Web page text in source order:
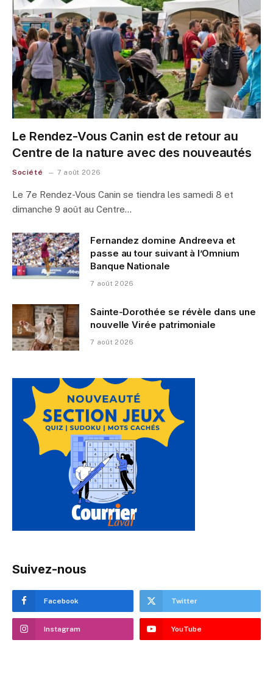
Le Rendez-Vous Canin est de retour au
Centre de la nature avec des nouveautés
Société 7 août 2026
Le 7e Rendez-Vous Canin se tiendra les samedi 8 et
dimanche 9 août au Centre…
Fernandez domine Andreeva et
passe au tour suivant à l’Omnium
Banque Nationale
7 août 2026
Sainte-Dorothée se révèle dans une
nouvelle Virée patrimoniale
7 août 2026
Suivez-nous
Facebook Twitter
Instagram YouTube